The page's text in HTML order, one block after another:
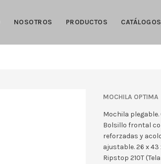
NOSOTROS PRODUCTOS CATÁLOGOS
MOCHILA OPTIMA
Mochila
Bolsillo frontal
reforzadas y
ajustable. 26 x 43
Ripstop 210T